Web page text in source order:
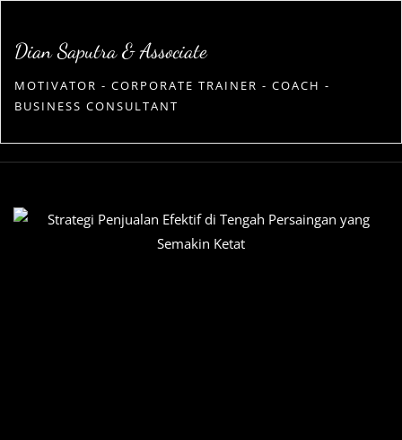
content
Dian Saputra & Associate
MOTIVATOR - CORPORATE TRAINER - COACH -
BUSINESS CONSULTANT